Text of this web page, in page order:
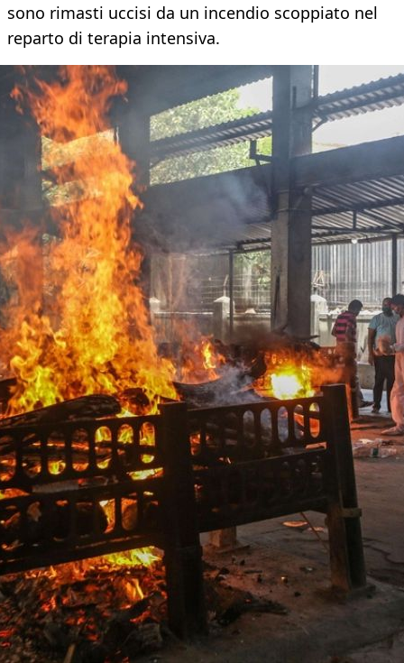
sono rimasti uccisi da un incendio scoppiato nel
reparto di terapia intensiva.